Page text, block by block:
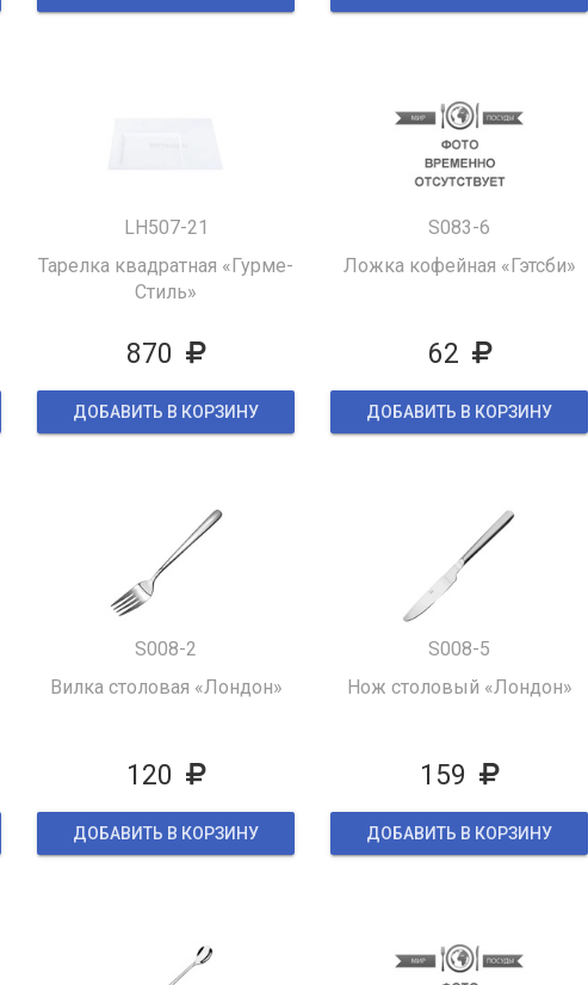
LH507-21
Тарелка квадратная «Гурме-
Стиль»
870
ДОБАВИТЬ В КОРЗИНУ
S083-6
Ложка кофейная «Гэтсби»
62
ДОБАВИТЬ В КОРЗИНУ
S008-2
Вилка столовая «Лондон»
120
ДОБАВИТЬ В КОРЗИНУ
S008-5
Нож столовый «Лондон»
159
ДОБАВИТЬ В КОРЗИНУ